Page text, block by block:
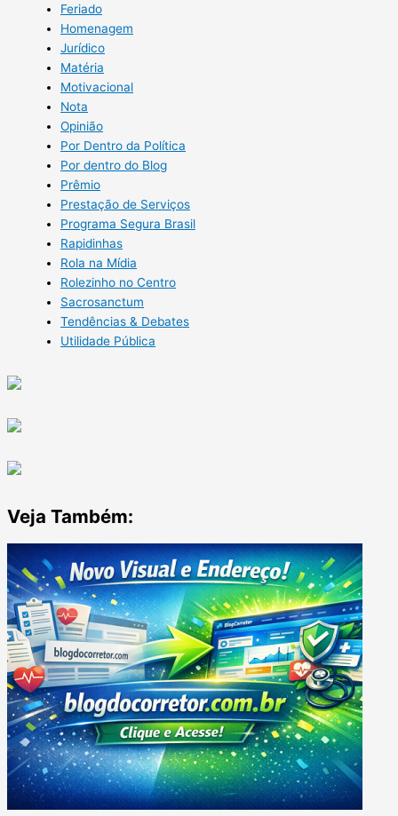
Feriado
Homenagem
Jurídico
Matéria
Motivacional
Nota
Opinião
Por Dentro da Política
Por dentro do Blog
Prêmio
Prestação de Serviços
Programa Segura Brasil
Rapidinhas
Rola na Mídia
Rolezinho no Centro
Sacrosanctum
Tendências & Debates
Utilidade Pública
Veja Também: